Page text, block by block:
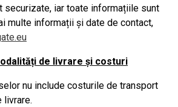
securizate, iar toate informațiile sunt
multe informații și date de contact,
de livrare și costuri
nu include costurile de transport
livrare.